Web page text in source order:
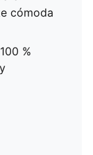
cómoda
%